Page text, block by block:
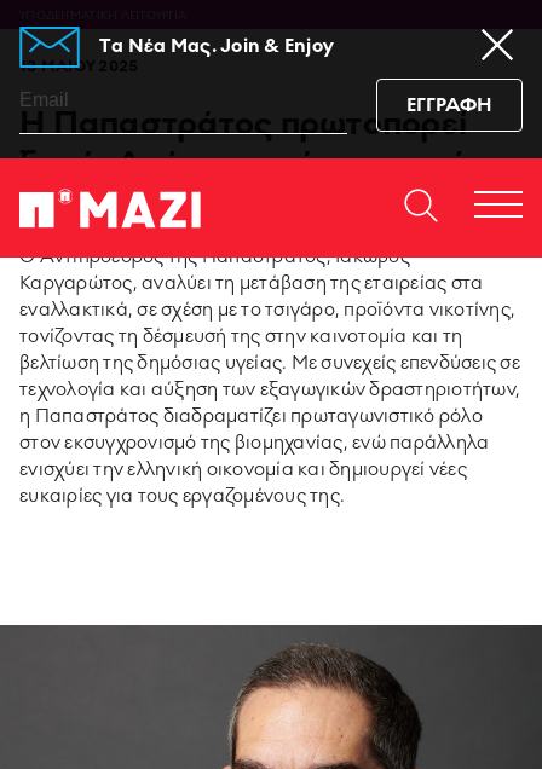
Tα Νέα Μας. Join & Enjoy
ΕΓΓΡΑΦΗ
Home
95 ΧΡΟΝΙΑ ΠΑΠΑΣΤΡΑΤΟΣ
PMI SCIENCE
MEDIA CENTER
ΕΡΓΑZOMΕΝΟΙ & ΣΥΝΕΡΓΑΤΕΣ
ΕΠΙΚΟΙΝΩΝΙΆ
sub_confirmation=1
13 ΜΑΙΟΥ 2025
Η Παπαστράτος πρωτοπορεί
ξανά: Από το τσιγάρο στα νέα
προϊόντα νικοτίνης
Ο Αντιπρόεδρος της Παπαστράτος, Ιάκωβος
Καργαρώτος, αναλύει τη μετάβαση της εταιρείας στα
εναλλακτικά, σε σχέση με το τσιγάρο, προϊόντα νικοτίνης,
τονίζοντας τη δέσμευσή της στην καινοτομία και τη
βελτίωση της δημόσιας υγείας. Με συνεχείς επενδύσεις σε
τεχνολογία και αύξηση των εξαγωγικών δραστηριοτήτων,
η Παπαστράτος διαδραματίζει πρωταγωνιστικό ρόλο
στον εκσυγχρονισμό της βιομηχανίας, ενώ παράλληλα
ενισχύει την ελληνική οικονομία και δημιουργεί νέες
ευκαιρίες για τους εργαζομένους της.